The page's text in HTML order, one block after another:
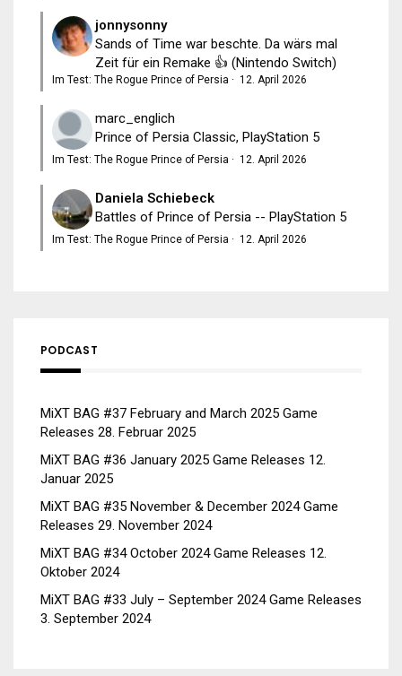
jonnysonny
Sands of Time war beschte. Da wärs mal
Zeit für ein Remake 👍 (Nintendo Switch)
Im Test: The Rogue Prince of Persia · 12. April 2026
marc_englich
Prince of Persia Classic, PlayStation 5
Im Test: The Rogue Prince of Persia · 12. April 2026
Daniela Schiebeck
Battles of Prince of Persia -- PlayStation 5
Im Test: The Rogue Prince of Persia · 12. April 2026
PODCAST
MiXT BAG #37 February and March 2025 Game
Releases 28. Februar 2025
MiXT BAG #36 January 2025 Game Releases 12.
Januar 2025
MiXT BAG #35 November & December 2024 Game
Releases 29. November 2024
MiXT BAG #34 October 2024 Game Releases 12.
Oktober 2024
MiXT BAG #33 July – September 2024 Game Releases
3. September 2024